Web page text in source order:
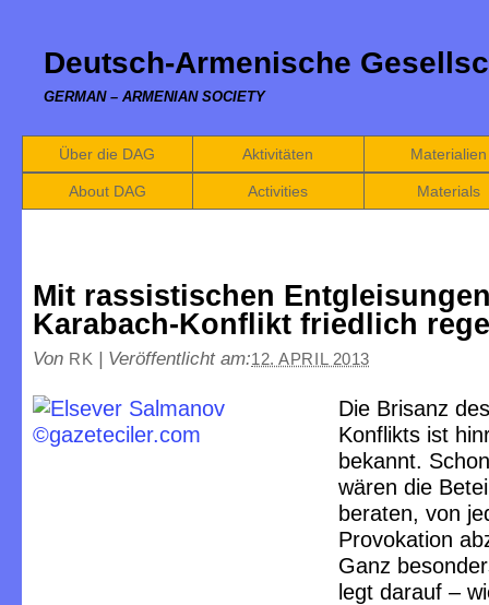
Deutsch-Armenische
GERMAN – ARMENIAN SOCIETY
Über die DAG Aktivitäten Materialien
About DAG Activities Materials
Mit rassistischen
Karabach-Konflikt friedlich
Von RK | Veröffentlicht am:12. APRIL 2013
Die Brisanz
Konflikts ist
bekannt.
wären die
beraten, von
Provokation
Ganz
legt darauf –